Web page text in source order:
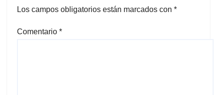
Los campos obligatorios están marcados con *
Comentario *